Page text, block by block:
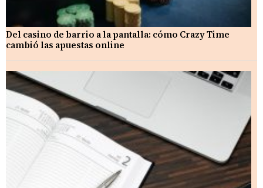
Del casino de barrio a la pantalla: cómo Crazy Time
cambió las apuestas online